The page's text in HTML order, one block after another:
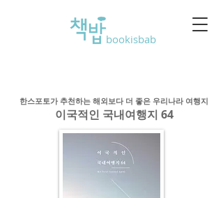
bookisbab
한스포토가 추천하는 해외보다 더 좋은 우리나라 여행지
이국적인 국내여행지 64